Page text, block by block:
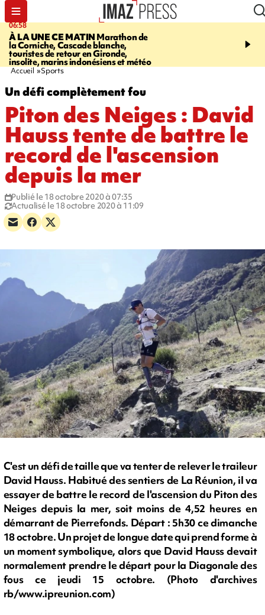
06:58
À LA UNE CE MATIN Marathon de
la Corniche, Cascade blanche,
touristes de retour en Gironde,
insolite, marins indonésiens et météo
09:14
touristes au Porge,
Accueil Sports
Un défi complètement fou
Piton des Neiges : David
Hauss tente de battre le
record de l'ascension
depuis la mer
Publié le 18 octobre 2020 à 07:35
Actualisé le 18 octobre 2020 à 11:09
C'est un défi de taille que va tenter de relever le traileur
David Hauss. Habitué des sentiers de La Réunion, il va
essayer de battre le record de l'ascension du Piton des
Neiges depuis la mer, soit moins de 4,52 heures en
démarrant de Pierrefonds. Départ : 5h30 ce dimanche
18 octobre. Un projet de longue date qui prend forme à
un moment symbolique, alors que David Hauss devait
normalement prendre le départ pour la Diagonale des
fous ce jeudi 15 octobre. (Photo d'archives
rb/www.ipreunion.com)